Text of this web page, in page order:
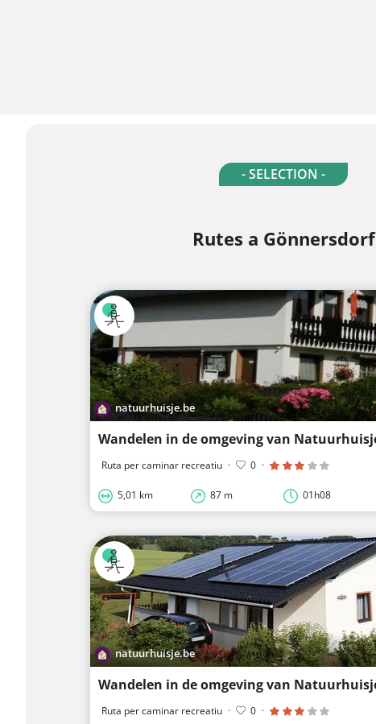
- SELECTION -
Rutes a Gönnersdorf
natuurhuisje.be
Ruta per caminar recreatiu · 0 ·
5,01 km 87 m 01h08
natuurhuisje.be
Ruta per caminar recreatiu · 0 ·